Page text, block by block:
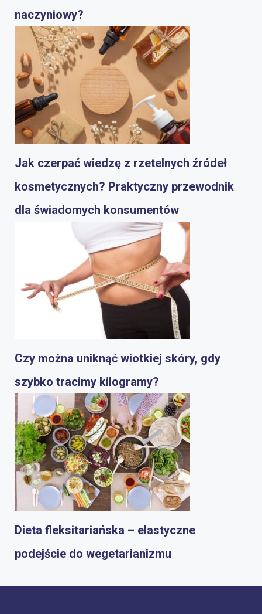
naczyniowy?
Jak czerpać wiedzę z rzetelnych źródeł
kosmetycznych? Praktyczny przewodnik
dla świadomych konsumentów
Czy można uniknąć wiotkiej skóry, gdy
szybko tracimy kilogramy?
Dieta fleksitariańska – elastyczne
podejście do wegetarianizmu